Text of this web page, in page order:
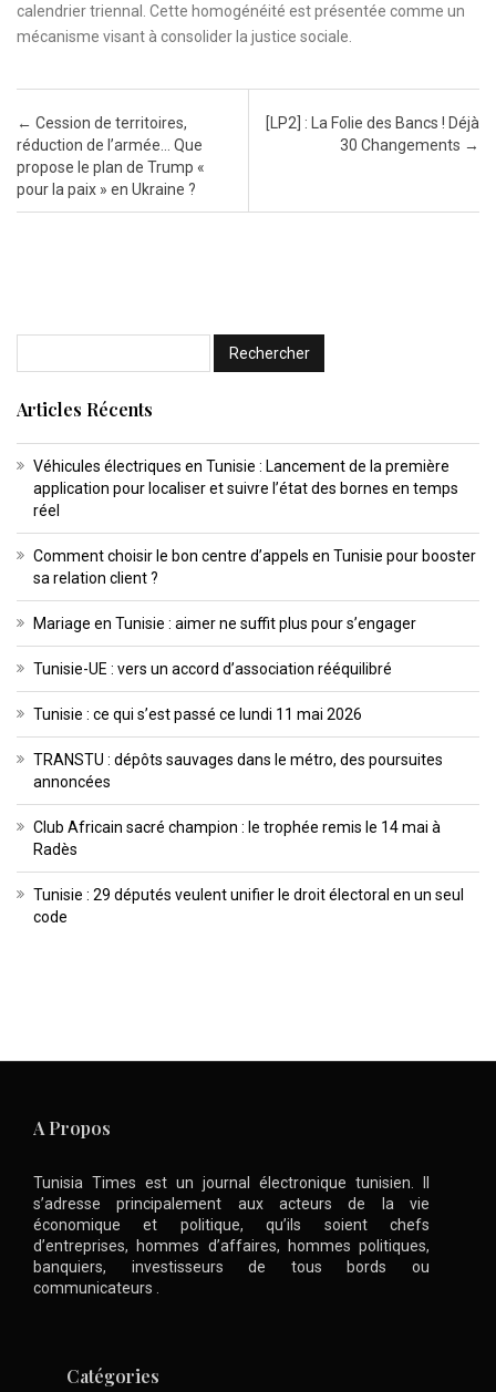
calendrier triennal. Cette homogénéité est présentée comme un
mécanisme visant à consolider la justice sociale.
Post navigation
← Cession de territoires,
réduction de l’armée… Que
propose le plan de Trump «
pour la paix » en Ukraine ?
[LP2] : La Folie des Bancs ! Déjà
30 Changements →
Articles Récents
Véhicules électriques en Tunisie : Lancement de la première
application pour localiser et suivre l’état des bornes en temps
réel
Comment choisir le bon centre d’appels en Tunisie pour booster
sa relation client ?
Mariage en Tunisie : aimer ne suffit plus pour s’engager
Tunisie-UE : vers un accord d’association rééquilibré
Tunisie : ce qui s’est passé ce lundi 11 mai 2026
TRANSTU : dépôts sauvages dans le métro, des poursuites
annoncées
Club Africain sacré champion : le trophée remis le 14 mai à
Radès
Tunisie : 29 députés veulent unifier le droit électoral en un seul
code
A Propos
Tunisia Times est un journal électronique tunisien. Il
s’adresse principalement aux acteurs de la vie
économique et politique, qu’ils soient chefs
d’entreprises, hommes d’affaires, hommes politiques,
banquiers, investisseurs de tous bords ou
communicateurs .
Catégories